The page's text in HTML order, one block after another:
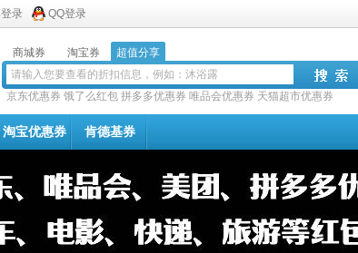
录 QQ登录
商城券 淘宝券 超值分享
京东优惠券 饿了么红包 拼多多优惠券 唯品会优惠券 天猫超市优惠券
淘宝优惠券 肯德基券